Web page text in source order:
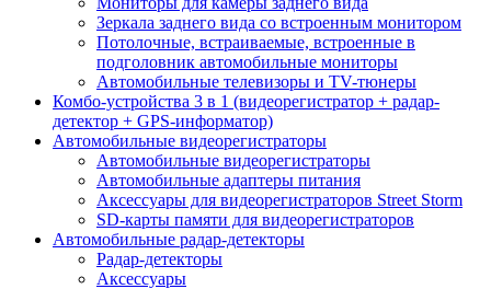
Зеркала заднего вида со встроенным монитором
Потолочные, встраиваемые, встроенные в
подголовник автомобильные мониторы
Автомобильные телевизоры и TV-тюнеры
Комбо-устройства 3 в 1 (видеорегистратор + радар-
детектор + GPS-информатор)
Автомобильные видеорегистраторы
Автомобильные видеорегистраторы
Автомобильные адаптеры питания
Аксессуары для видеорегистраторов Street Storm
SD-карты памяти для видеорегистраторов
Автомобильные радар-детекторы
Радар-детекторы
Аксессуары